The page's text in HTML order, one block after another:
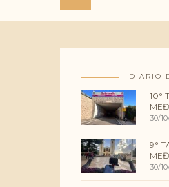
DIARIO
10°
30/
9°
30/